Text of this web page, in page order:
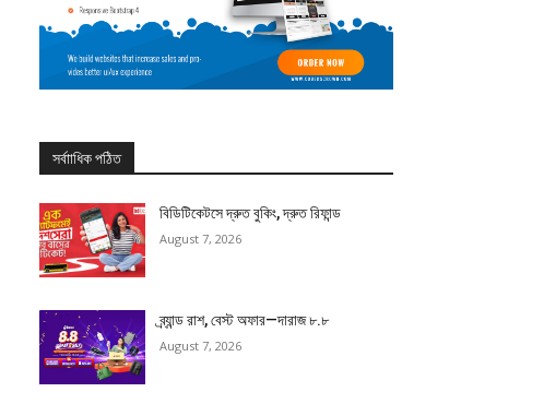
সর্বাাধিক পঠিত
বিডিটিকেটসে দ্রুত বুকিং, দ্রুত রিফান্ড
August 7, 2026
ব্র্যান্ড রাশ, বেস্ট অফার—দারাজ ৮.৮
August 7, 2026